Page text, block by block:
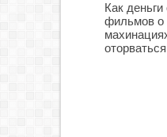
Как
фильмов о
оторваться